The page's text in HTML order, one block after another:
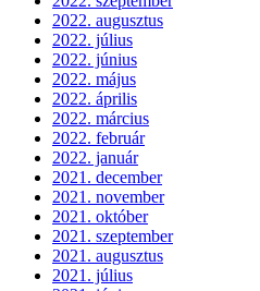
2022. augusztus
2022. július
2022. június
2022. május
2022. április
2022. március
2022. február
2022. január
2021. december
2021. november
2021. október
2021. szeptember
2021. augusztus
2021. július